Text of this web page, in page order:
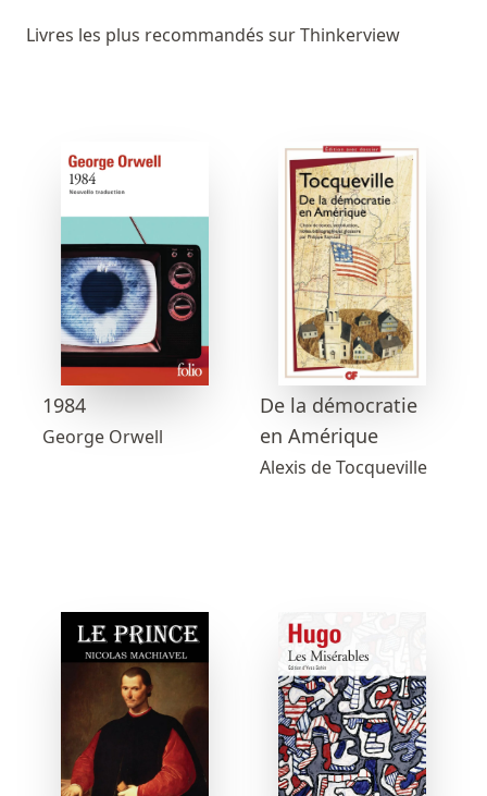
Livres les plus recommandés sur Thinkerview
1984
George Orwell
De la démocratie
en Amérique
Alexis de Tocqueville